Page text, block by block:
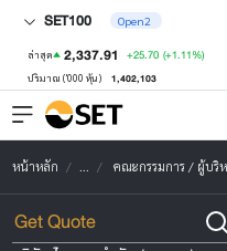
SET100 Open2
ล่าสุด 2,337.91 +25.70 (+1.11%)
ปริมาณ ('000 หุ้น) 1,402,103
หน้าหลัก ... คณะกรรมการ / ผู้บริห